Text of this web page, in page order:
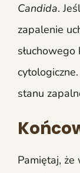
Candida.
zapalenie
stanu
Pamiętaj,